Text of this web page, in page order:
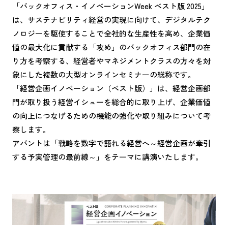
「バックオフィス・イノベーションWeek ベスト版 2025」
は、サステナビリティ経営の実現に向けて、デジタルテク
ノロジーを駆使することで全社的な生産性を高め、企業価
値の最大化に貢献する「攻め」のバックオフィス部門の在
り方を考察する、経営者やマネジメントクラスの方々を対
象にした複数の大型オンラインセミナーの総称です。
「経営企画イノベーション（ベスト版）」は、経営企画部
門が取り扱う経営イシューを総合的に取り上げ、企業価値
の向上につなげるための機能の強化や取り組みについて考
察します。
アバントは「戦略を数字で語れる経営へ～経営企画が牽引
する予実管理の最前線～」をテーマに講演いたします。